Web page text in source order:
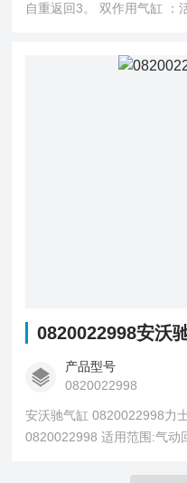
自重返回3。 双作用气缸 ：
0820022998安沃
产品型号
0820022998
安沃驰气缸 0820022998力
0820022998 适用范围:气动